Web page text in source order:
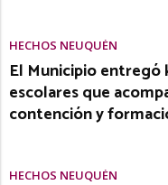
HECHOS NEUQUÉN
El Municipio entregó
escolares que
contención y
HECHOS NEUQUÉN